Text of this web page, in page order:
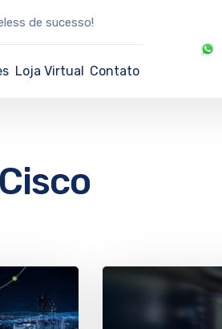
de sucesso!
Loja Virtual Contato